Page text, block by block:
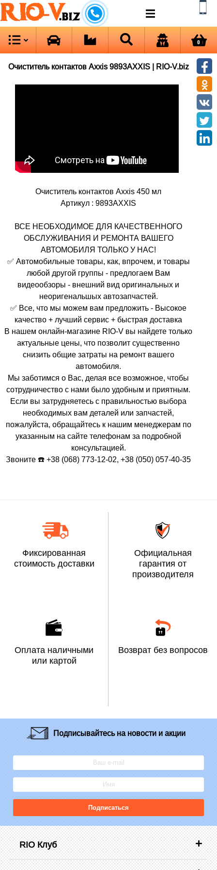
RIO-V.biz
0
Очиститель контактов Axxis 9893AXXIS | RIO-V.biz
Очиститель контактов Axxis 450 мл
Артикул : 9893AXXIS
ВСЕ НЕОБХОДИМОЕ ДЛЯ КАЧЕСТВЕННОГО
ОБСЛУЖИВАНИЯ И РЕМОНТА ВАШЕГО
АВТОМОБИЛЯ ТОЛЬКО У НАС!
✅ Автомобильные товары, как, впрочем, и товары
любой другой группы - предлогаем Вам
видеообзоры - внешний вид оригинальных и
неоригенальшых автозапчастей.
✅ Все, что мы можем вам предложить - Высокое
качество + лучший сервис + быстрая доставка
В нашем онлайн-магазине RIO-V вы найдете только
актуальные цены, что позволит существенно
снизить общие затраты на ремонт вашего
автомобиля.
Мы заботимся о Вас, делая все возможное, чтобы
сотрудничество с нами было удобным и приятным.
Если вы затрудняетесь с правильностью выбора
необходимых вам деталей или запчастей,
пожалуйста, обращайтесь к нашим менеджерам по
указанным на сайте телефонам за подробной
консультацией.
Звоните ☎️ +38 (068) 773-12-02, +38 (050) 057-40-35
Фиксированная
стоимость доставки
Официальная
гарантия от
производителя
Оплата наличными
или картой
Возврат без вопросов
Подписывайтесьна новости и акции
Подписаться
RIO Клуб